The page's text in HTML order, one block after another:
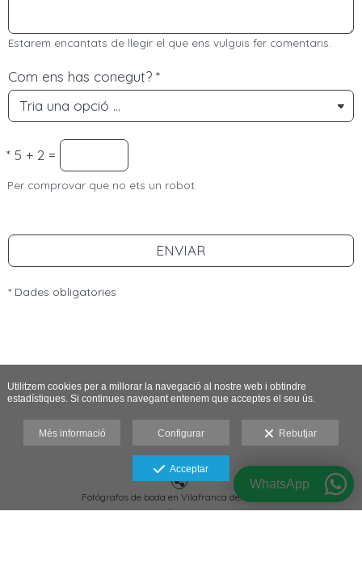
Estarem encantats de llegir el que ens vulguis fer comentaris.
Com ens has conegut? *
*5 + 2 =
Per comprovar que no ets un robot.
ENVIAR
* Dades obligatories
Fotógrafos de boda en Vilafranca del Penedès
AVÍS LEGAL
Utilitzem cookies per a millorar la navegació al nostre web i obtindre
estadístiques. Si continues navegant entenem que acceptes el seu ús.
Més informació Configurar Rebutjar
Acceptar
WhatsApp